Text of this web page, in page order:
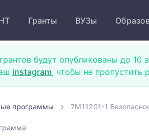
Гранты ВУЗы
будут опубликованы до 10
instagram, чтобы не пропустить
программы 7M11201-1